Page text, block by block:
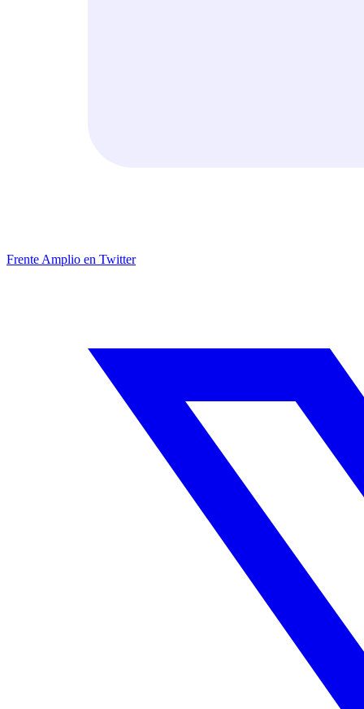
Frente Amplio en Twitter